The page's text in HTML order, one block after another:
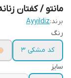
مانتو / کفتان
برند:Ayyildiz
رنگ
کد مشکی 3
سایز